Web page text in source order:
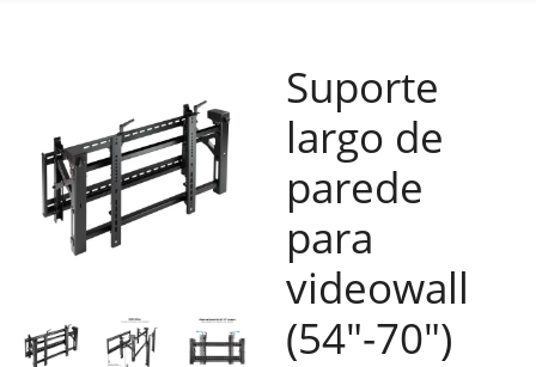
Suporte
largo de
parede
para
videowall
(54″-70″)